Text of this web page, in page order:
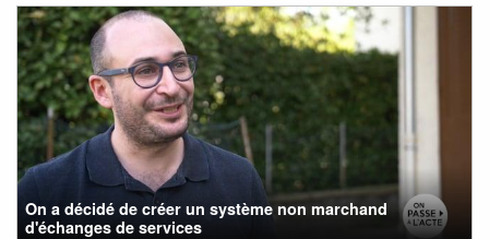
On a décidé de créer un système non marchand
d'échanges de services